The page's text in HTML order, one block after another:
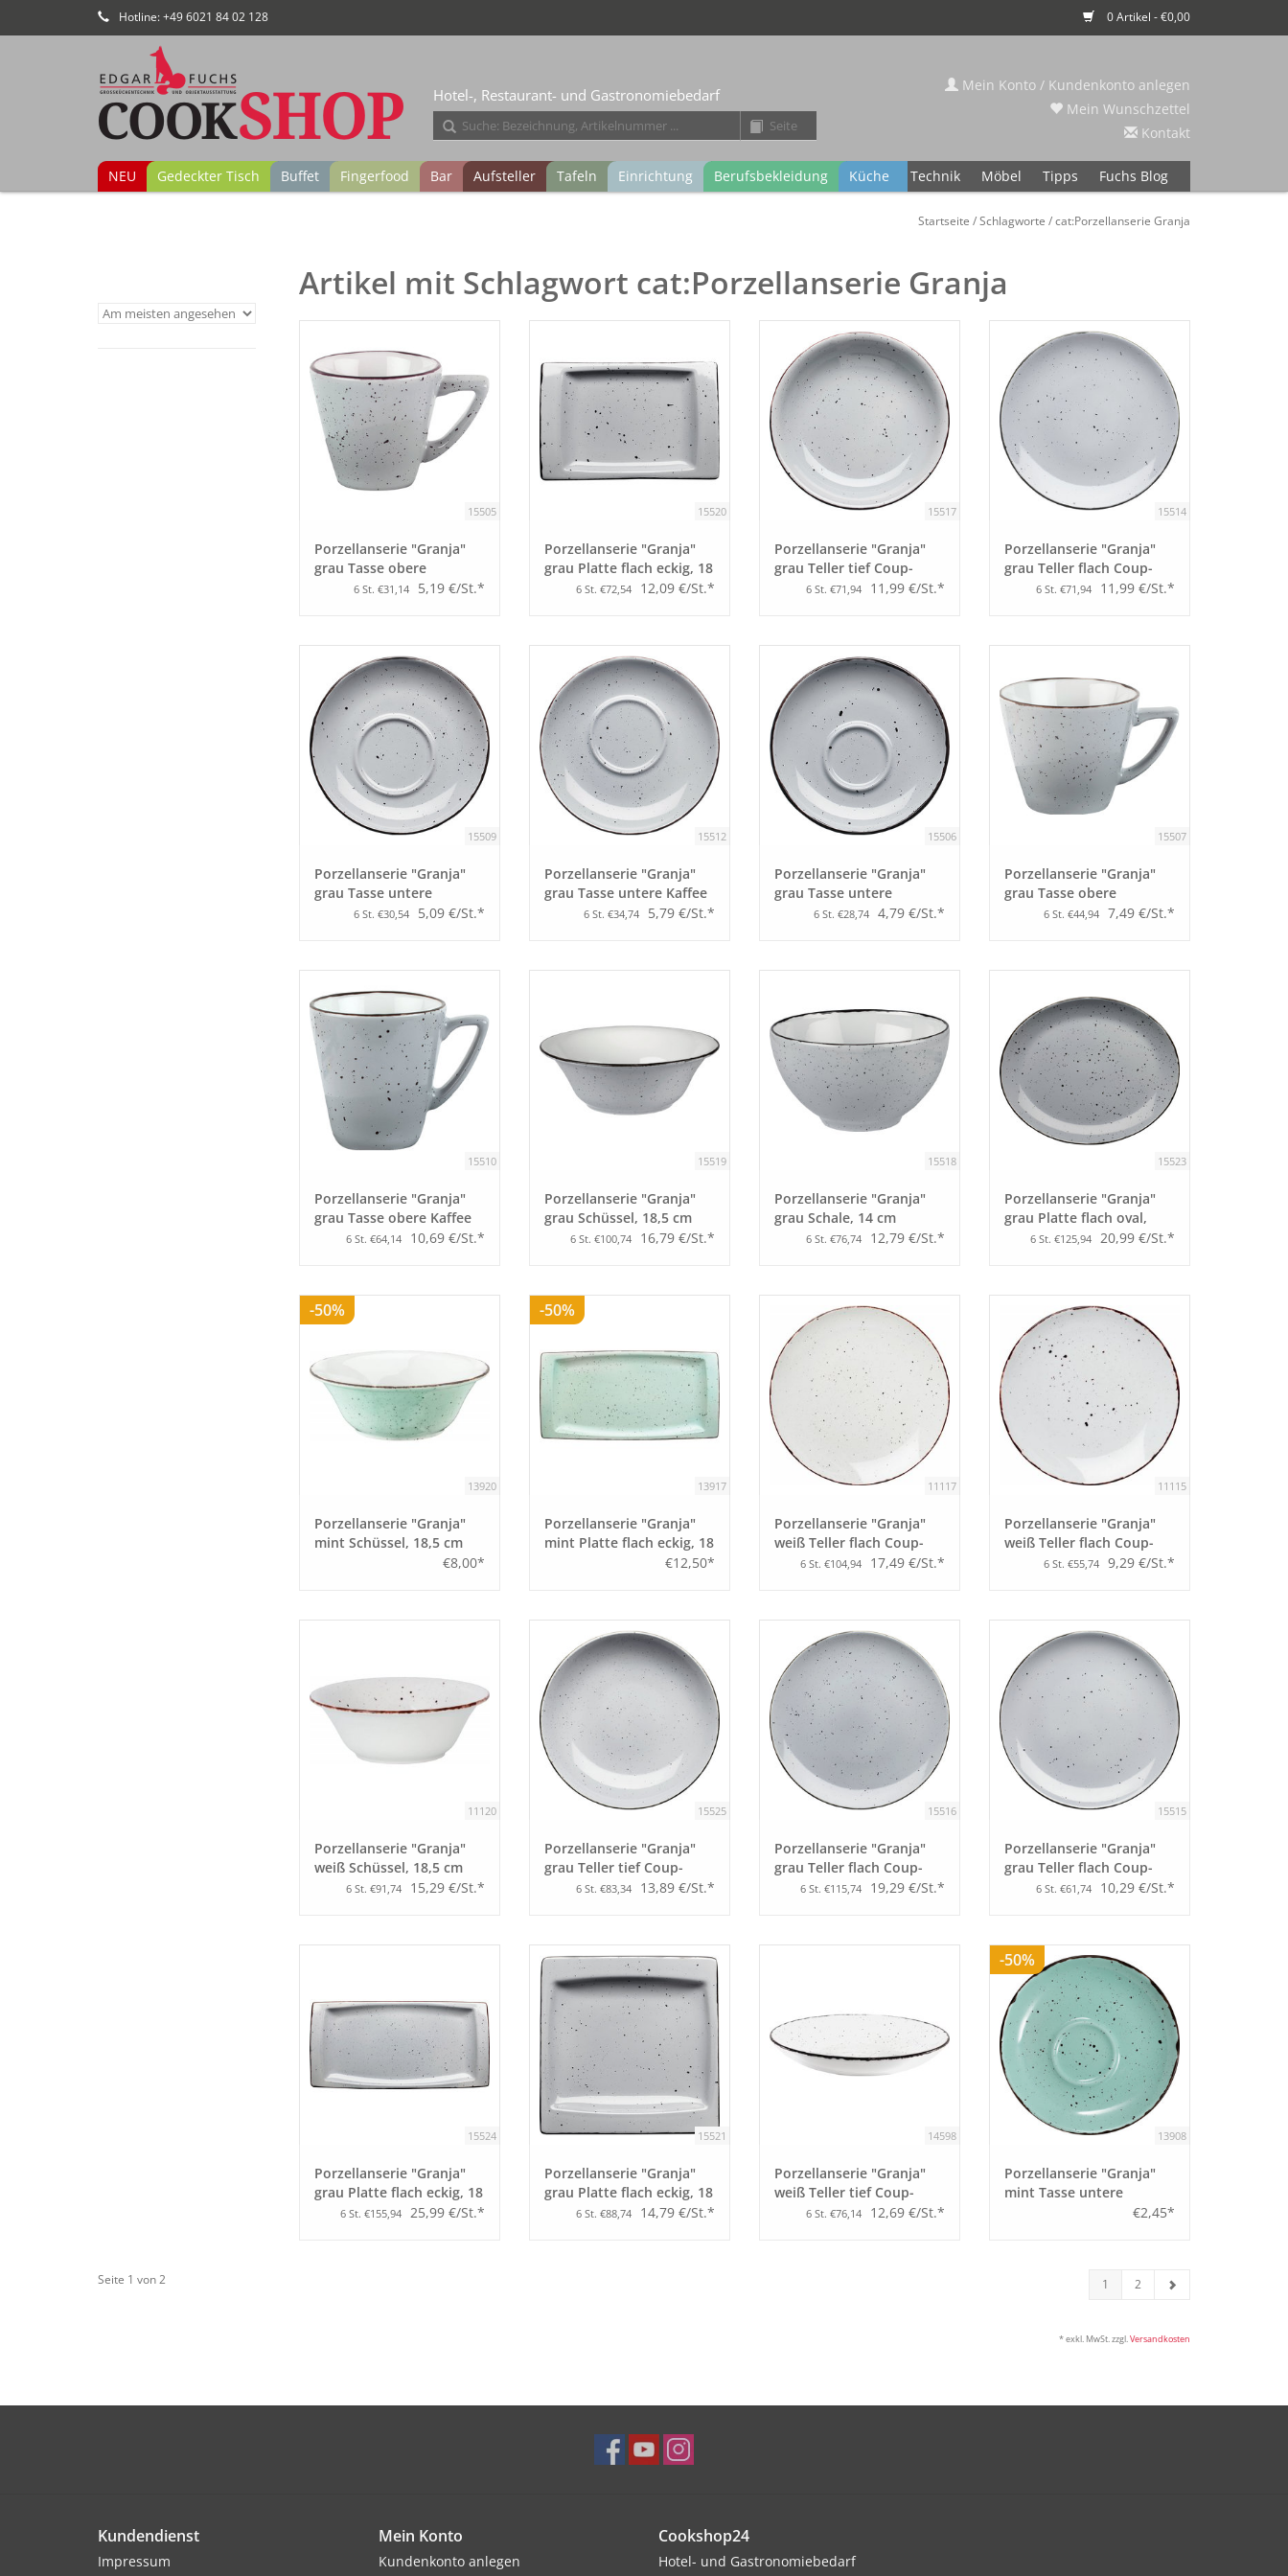
Hotline: +49 6021 84 02 128 0 Artikel - €0,00
Hotel-, Restaurant- und Gastronomiebedarf
NEU Gedeckter Tisch Buffet Fingerfood Bar Aufsteller Tafeln Einrichtung Berufsbekleidung Küche Technik Möbel Tipps Fuchs Blog
Mein Konto / Kundenkonto anlegen
Mein Wunschzettel
Kontakt
Startseite /Schlagworte /cat:Porzellanserie Granja
Artikel mit Schlagwort cat:Porzellanserie Granja
15505
Porzellanserie "Granja"
grau Tasse obere
Espresso6 St. €31,14 5,19 €/St.*
15520
Porzellanserie "Granja"
grau Platte flach eckig, 18
x 12 cm6 St. €72,54 12,09 €/St.*
15517
Porzellanserie "Granja"
grau Teller tief Coup-
Form, 20 cm
6 St. €71,94 11,99 €/St.*
15514
Porzellanserie "Granja"
grau Teller flach Coup-
Form, 25,7 cm
6 St. €71,94 11,99 €/St.*
15509
Porzellanserie "Granja"
grau Tasse untere
Kaffee/Cappuccino
6 St. €30,54 5,09 €/St.*
15512
Porzellanserie "Granja"
grau Tasse untere Kaffee
Grande6 St. €34,74 5,79 €/St.*
15506
Porzellanserie "Granja"
grau Tasse untere
Espresso6 St. €28,74 4,79 €/St.*
15507
Porzellanserie "Granja"
grau Tasse obere
Kaffee/Cappuccino
6 St. €44,94 7,49 €/St.*
15510
Porzellanserie "Granja"
grau Tasse obere Kaffee
Grande6 St. €64,14 10,69 €/St.*
15519
Porzellanserie "Granja"
grau Schüssel, 18,5 cm
6 St. €100,74 16,79 €/St.*
15518
Porzellanserie "Granja"
grau Schale, 14 cm
6 St. €76,74 12,79 €/St.*
15523
Porzellanserie "Granja"
grau Platte flach oval,
30,5 x 25,5 cm
6 St. €125,94 20,99 €/St.*
-50%
13920
Porzellanserie "Granja"
mint Schüssel, 18,5 cm
€8,00*
-50%
13917
Porzellanserie "Granja"
mint Platte flach eckig, 18
€12,50*
11117
Porzellanserie "Granja"
weiß Teller flach Coup-
Form, 30 cm
6 St. €104,94 17,49 €/St.*
11115
Porzellanserie "Granja"
weiß Teller flach Coup-
Form, 20,5 cm
6 St. €55,74 9,29 €/St.*
11120
Porzellanserie "Granja"
weiß Schüssel, 18,5 cm
6 St. €91,74 15,29 €/St.*
15525
Porzellanserie "Granja"
grau Teller tief Coup-
Form, 26 cm
6 St. €83,34 13,89 €/St.*
15516
Porzellanserie "Granja"
grau Teller flach Coup-
Form, 30 cm
6 St. €115,74 19,29 €/St.*
15515
Porzellanserie "Granja"
grau Teller flach Coup-
Form, 20,5 cm
6 St. €61,74 10,29 €/St.*
15524
Porzellanserie "Granja"
grau Platte flach eckig, 18
x 36 cm6 St. €155,94 25,99 €/St.*
15521
Porzellanserie "Granja"
grau Platte flach eckig, 18
x 18 cm6 St. €88,74 14,79 €/St.*
14598
Porzellanserie "Granja"
weiß Teller tief Coup-
Form, 26 cm
6 St. €76,14 12,69 €/St.*
-50%
13908
Porzellanserie "Granja"
mint Tasse untere
€2,45*
Seite 1 von 2 1 2
* exkl. MwSt. zzgl. Versandkosten
Kundendienst
Impressum
Mein Konto
Kundenkonto anlegen
Cookshop24
Hotel- und Gastronomiebedarf